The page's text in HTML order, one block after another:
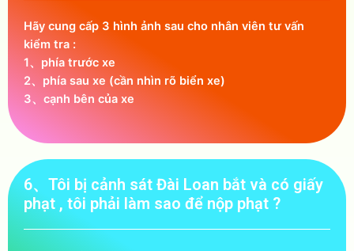
Hãy cung cấp 3 hình ảnh sau cho nhân viên tư vấn
kiểm tra :
1、phía trước xe
2、phía sau xe (cần nhìn rõ biển xe)
3、cạnh bên của xe
6、Tôi bị cảnh sát Đài Loan bắt và có giấy
phạt , tôi phải làm sao để nộp phạt ?